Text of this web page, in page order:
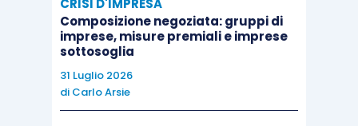
particolare questo è
stato vero e
significativo per
Volkswagen; in terzo
luogo, sono aumentate
CRISI D'IMPRESA
Composizione negoziata: gruppi di
imprese, misure premiali e imprese
sottosoglia
31 Luglio 2026
di Carlo Arsie